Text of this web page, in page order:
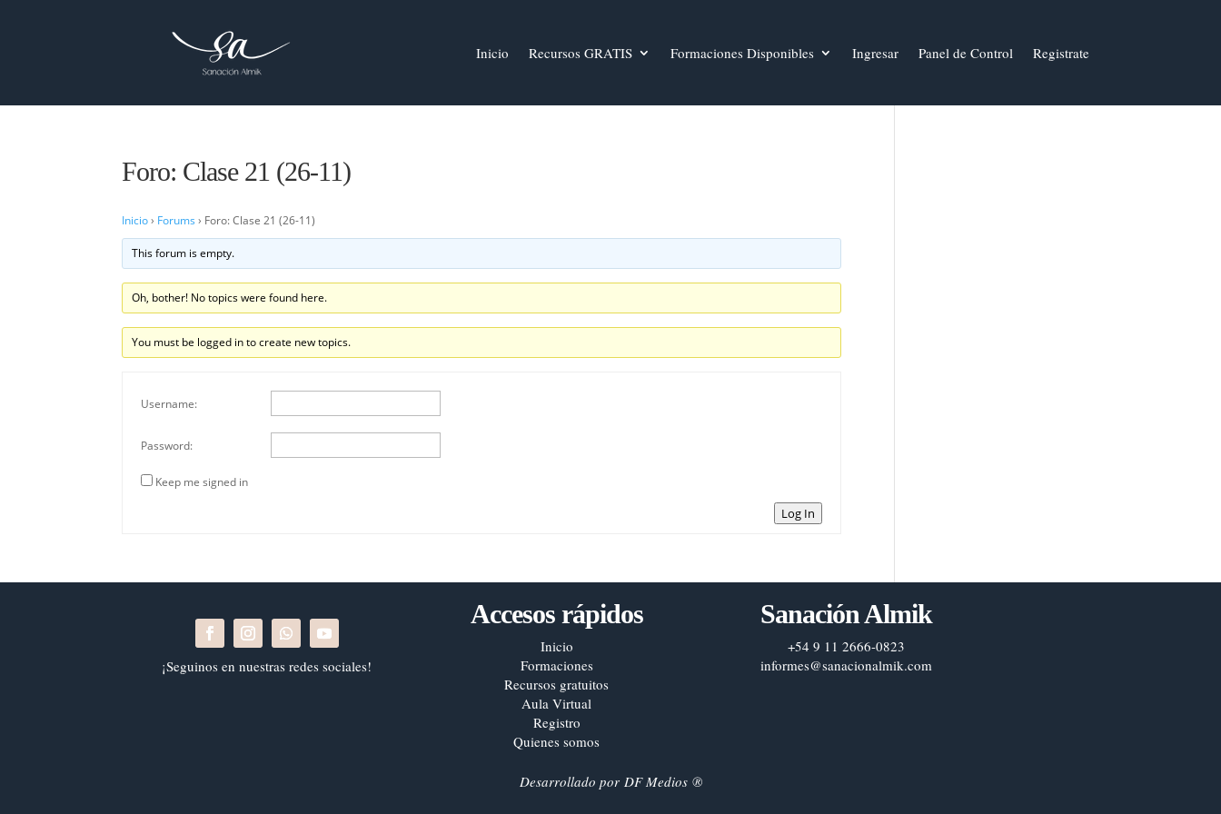
Inicio Recursos GRATIS Formaciones Disponibles Ingresar Panel de Control Registrate
Foro: Clase 21 (26-11)
Inicio › Forums › Foro: Clase 21 (26-11)
This forum is empty.
Oh, bother! No topics were found here.
You must be logged in to create new topics.
Username:
Password:
Keep me signed in
Log In
¡Seguinos en nuestras redes sociales!
Accesos rápidos
Inicio
Formaciones
Recursos gratuitos
Aula Virtual
Registro
Quienes somos
Sanación Almik
+54 9 11 2666-0823
informes@sanacionalmik.com
Desarrollado por DF Medios®